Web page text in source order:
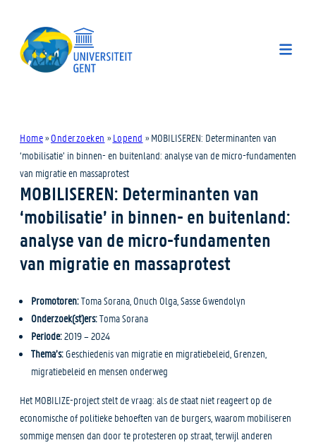
Home»Onderzoeken » Lopend » MOBILISEREN: Determinanten van
‘mobilisatie’ in binnen- en buitenland: analyse van de micro-fundamenten
van migratie en massaprotest
MOBILISEREN: Determinanten van
‘mobilisatie’ in binnen- en buitenland:
analyse van de micro-fundamenten
van migratie en massaprotest
Promotoren:Toma Sorana, Onuch Olga, Sasse Gwendolyn
Onderzoek(st)ers:Toma Sorana
Periode:2019 – 2024
Thema’s:Geschiedenis van migratie en migratiebeleid, Grenzen,
migratiebeleid en mensen onderweg
Het MOBILIZE-project stelt de vraag: als de staat niet reageert op de
economische of politieke behoeften van de burgers, waarom mobiliseren
sommige mensen dan door te protesteren op straat, terwijl anderen